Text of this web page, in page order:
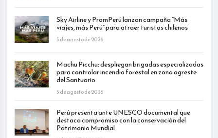
Sky Airline y PromPerú lanzan campaña “Más
viajes, más Perú” para atraer turistas chilenos
5 de agosto de 2026
Machu Picchu: despliegan brigadas especializadas
para controlar incendio forestal en zona agreste
del Santuario
5 de agosto de 2026
Perú presenta ante UNESCO documental que
destaca compromiso con la conservación del
Patrimonio Mundial